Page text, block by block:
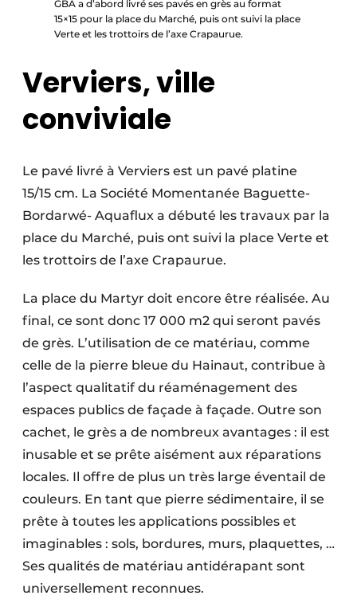
GBA a d’abord livré ses pavés en grès au format
15×15 pour la place du Marché, puis ont suivi la place
Verte et les trottoirs de l’axe Crapaurue.
Verviers, ville
conviviale
Le pavé livré à Verviers est un pavé platine
15/15 cm. La Société Momentanée Baguette-
Bordarwé- Aquaflux a débuté les travaux par la
place du Marché, puis ont suivi la place Verte et
les trottoirs de l’axe Crapaurue.
La place du Martyr doit encore être réalisée. Au
final, ce sont donc 17 000 m2 qui seront pavés
de grès. L’utilisation de ce matériau, comme
celle de la pierre bleue du Hainaut, contribue à
l’aspect qualitatif du réaménagement des
espaces publics de façade à façade. Outre son
cachet, le grès a de nombreux avantages : il est
inusable et se prête aisément aux réparations
locales. Il offre de plus un très large éventail de
couleurs. En tant que pierre sédimentaire, il se
prête à toutes les applications possibles et
imaginables : sols, bordures, murs, plaquettes, …
Ses qualités de matériau antidérapant sont
universellement reconnues.